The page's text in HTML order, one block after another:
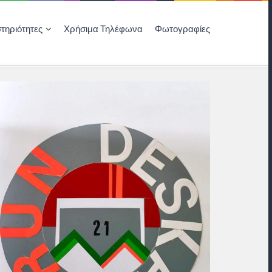
Χρήσιμα Τηλέφωνα Φωτογραφίες